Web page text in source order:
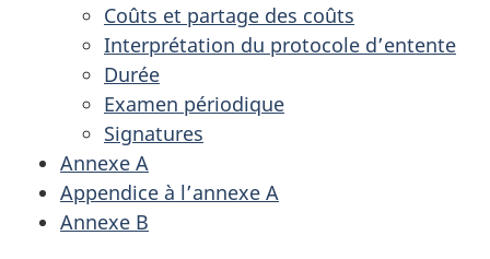
Coûts et partage des coûts
Interprétation du protocole d’entente
Durée
Examen périodique
Signatures
Annexe A
Appendice à l’annexe A
Annexe B